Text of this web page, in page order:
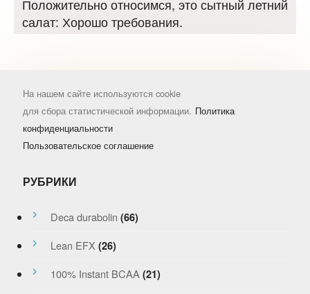
Положительно относимся, это сытный летний
салат: Хорошо требования.
На нашем сайте используются cookie
для сбора статистической информации. Политика
конфиденциальности
Пользовательское соглашение
РУБРИКИ
Deca durabolin (66)
Lean EFX (26)
100% Instant BCAA (21)